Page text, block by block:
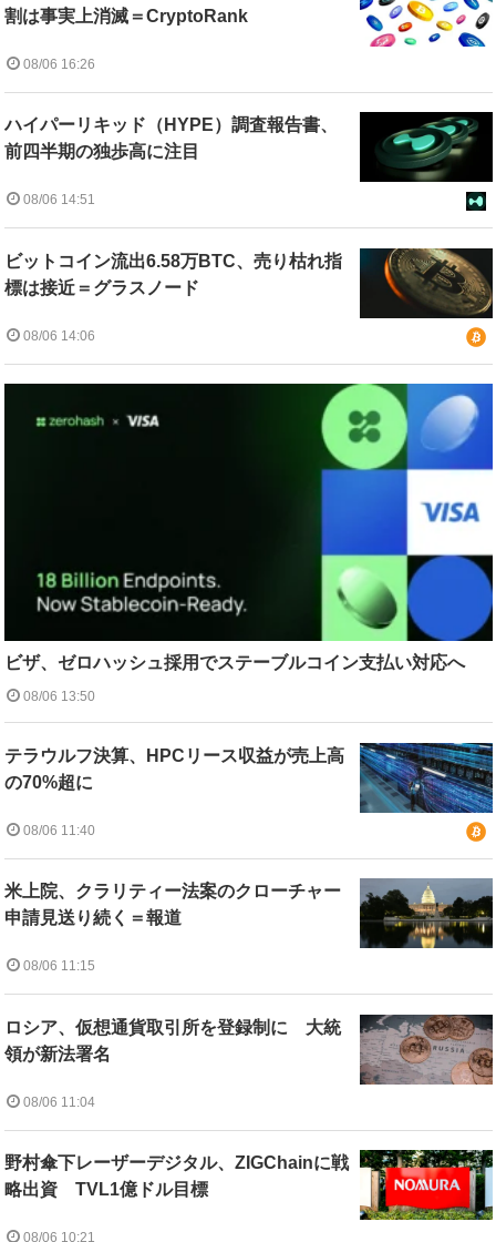
割は事実上消滅＝CryptoRank
08/06 16:26
ハイパーリキッド（HYPE）調査報告書、
前四半期の独歩高に注目
08/06 14:51
ビットコイン流出6.58万BTC、売り枯れ指
標は接近＝グラスノード
08/06 14:06
ビザ、ゼロハッシュ採用でステーブルコイン支払い対応へ
08/06 13:50
テラウルフ決算、HPCリース収益が売上高
の70%超に
08/06 11:40
米上院、クラリティー法案のクローチャー
申請見送り続く＝報道
08/06 11:15
ロシア、仮想通貨取引所を登録制に 大統
領が新法署名
08/06 11:04
野村傘下レーザーデジタル、ZIGChainに戦
略出資 TVL1億ドル目標
08/06 10:21